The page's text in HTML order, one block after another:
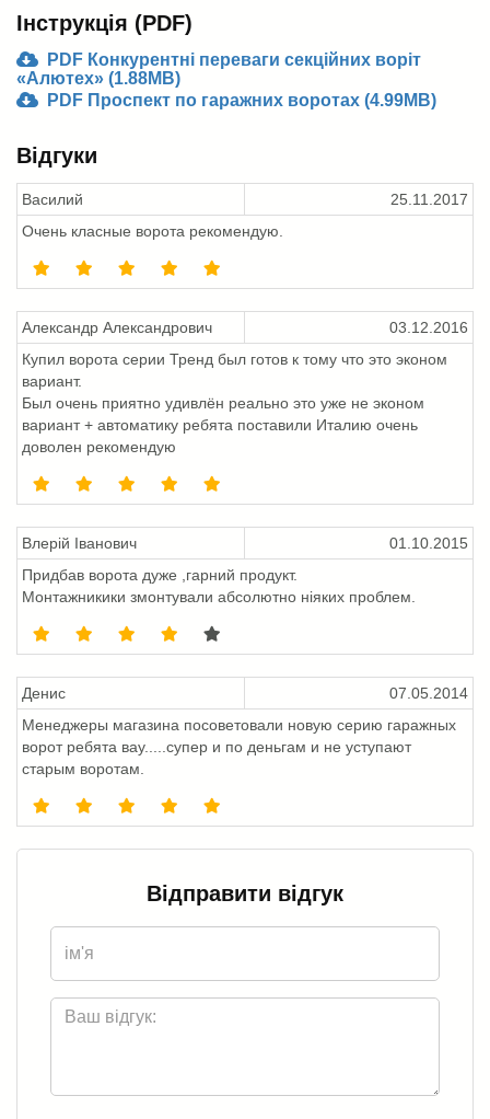
Інструкція (PDF)
PDF Конкурентні переваги секційних воріт
«Алютех» (1.88MB)
PDF Проспект по гаражних воротах (4.99MB)
Відгуки
Василий
25.11.2017
Очень класные ворота рекомендую.
Александр Александрович
03.12.2016
Купил ворота серии Тренд был готов к тому что это эконом
вариант.
Был очень приятно удивлён реально это уже не эконом
вариант + автоматику ребята поставили Италию очень
доволен рекомендую
Влерій Іванович
01.10.2015
Придбав ворота дуже ,гарний продукт.
Монтажникики змонтували абсолютно ніяких проблем.
Денис
07.05.2014
Менеджеры магазина посоветовали новую серию гаражных
ворот ребята вау.....супер и по деньгам и не уступают
старым воротам.
Відправити відгук